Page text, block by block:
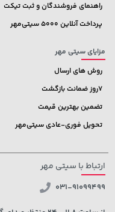
راهنمای فروشندگان و ثبت تیکت
پرداخت آنلاین 5000 سیتی‌مهر
مزایای سیتی مهر
روش های ارسال
7روز ضمانت بازگشت
تضمین بهترین قیمت
تحویل فوری-عادی سیتی‌مهر
ارتباط با سیتی مهر
031-91099499